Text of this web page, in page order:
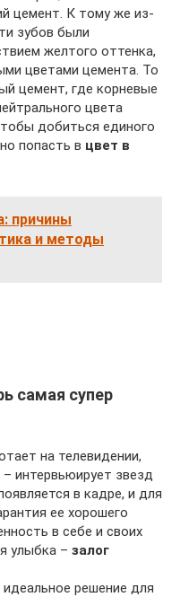
цемент. К тому же из-
зубов были
желтого оттенка,
цветами цемента. То
цемент, где корневые
цвета
добиться единого
попасть в цвет в
причины
и методы
самая супер
на телевидении,
интервьюирует звезд
в кадре, и для
ее хорошего
в себе и своих
улыбка – залог
решение для